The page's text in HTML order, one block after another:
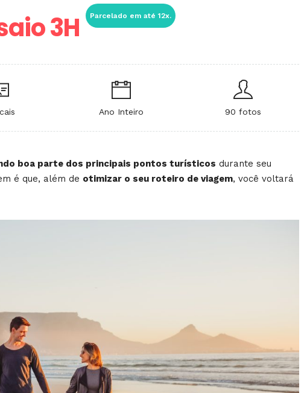
3H Parcelado em até 12x.
Ano Inteiro 90 fotos
boa parte dos principais pontos turísticos durante seu
é que, além de otimizar o seu roteiro de viagem, você voltará